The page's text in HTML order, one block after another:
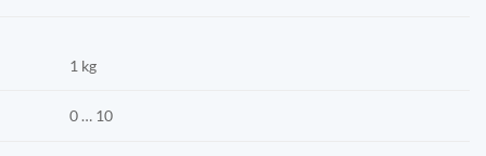
1 kg
0 … 10